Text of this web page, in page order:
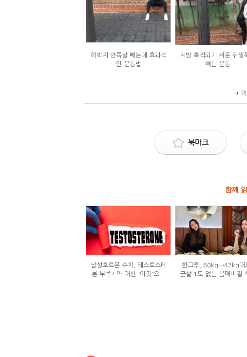
허벅지 안쪽살 빼는데 효과적
인 운동법
지방 축적되기 쉬운 뒤팔
빼는 운동
북마크
함께
남성호르몬 수치, 테스토스테
론 부족? 약 대신 '이것'으로
한그루, 60kg→42kg대
군살 1도 없는 몸매비결